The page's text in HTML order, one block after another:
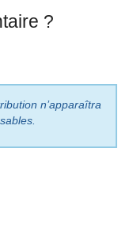
?
n’apparaîtra